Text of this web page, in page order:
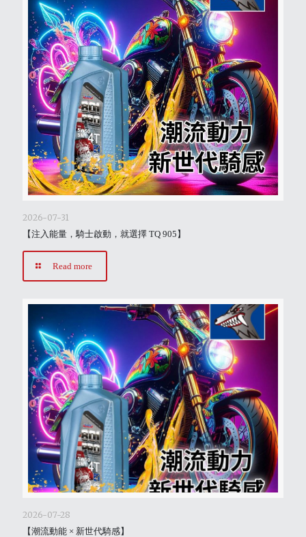
2026-07-31
【注入能量，騎士啟動，就選擇 TQ 905】
Read more
2026-07-28
【潮流動能 × 新世代騎感】